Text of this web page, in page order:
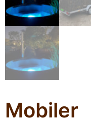
Mobiler